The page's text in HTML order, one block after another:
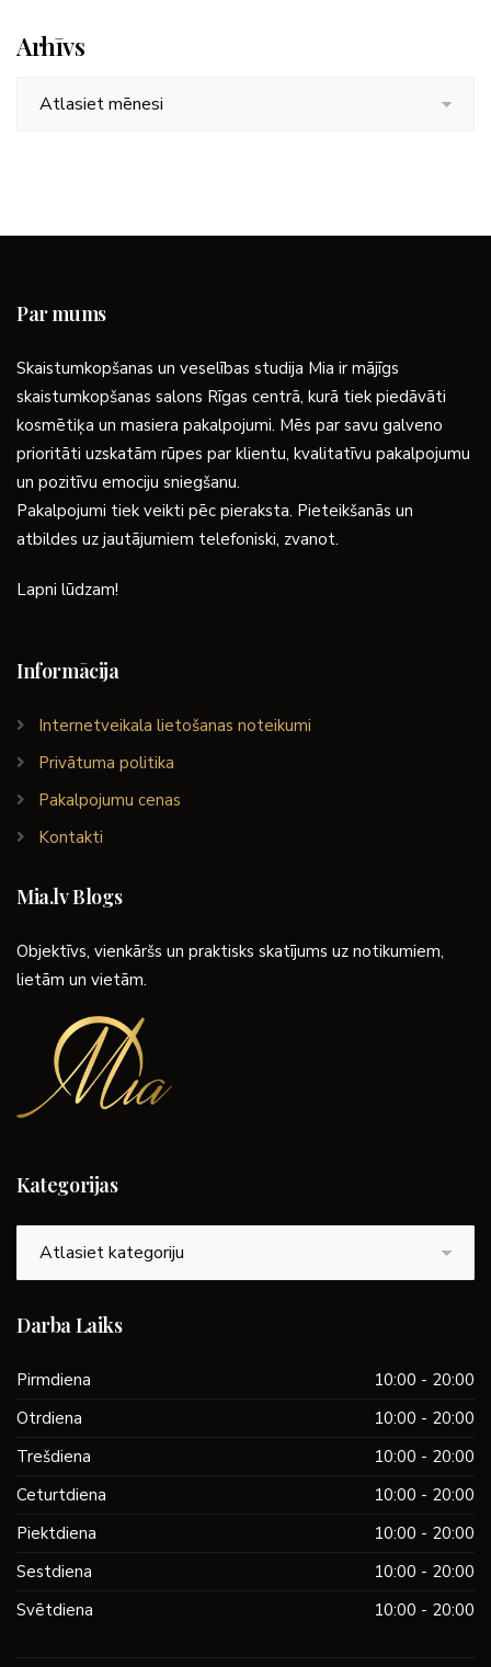
Arhīvs
Par mums
Skaistumkopšanas un veselības studija Mia ir mājīgs
skaistumkopšanas salons Rīgas centrā, kurā tiek piedāvāti
kosmētiķa un masiera pakalpojumi. Mēs par savu galveno
prioritāti uzskatām rūpes par klientu, kvalitatīvu pakalpojumu
un pozitīvu emociju sniegšanu.
Pakalpojumi tiek veikti pēc pieraksta. Pieteikšanās un
atbildes uz jautājumiem telefoniski, zvanot.
Lapni lūdzam!
Informācija
Internetveikala lietošanas noteikumi
Privātuma politika
Pakalpojumu cenas
Kontakti
Mia.lv Blogs
Objektīvs, vienkāršs un praktisks skatījums uz notikumiem,
lietām un vietām.
Kategorijas
Darba Laiks
Pirmdiena
10:00 - 20:00
Otrdiena
10:00 - 20:00
Trešdiena
10:00 - 20:00
Ceturtdiena
10:00 - 20:00
Piektdiena
10:00 - 20:00
Sestdiena
10:00 - 20:00
Svētdiena
10:00 - 20:00